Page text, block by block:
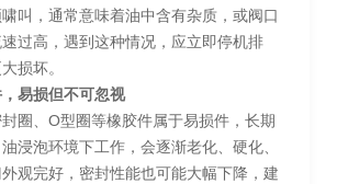
叫，通常意味着油中含有杂质，或阀口
过高，遇到这种情况，应立即停机排
损坏。
易损但不可忽视
圈、O型圈等橡胶件属于易损件，长期
浸泡环境下工作，会逐渐老化、硬化、
观完好，密封性能也可能大幅下降，建